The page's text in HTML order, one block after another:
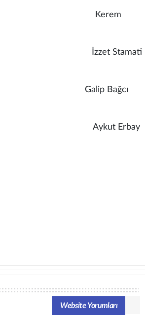
Kerem
İzzet Stamati
Galip Bağcı
Aykut Erbay
Website Yorumları